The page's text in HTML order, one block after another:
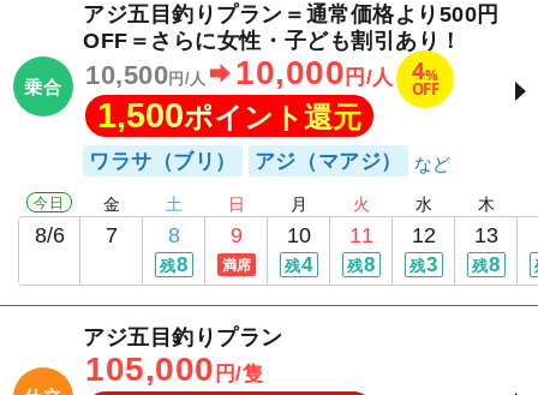
乗合
アジ五目釣りプラン＝通常価格より500円
OFF＝さらに女性・子ども割引あり！
10,500 円/人 10,000 円/人 4%
OFF
1,500ポイント還元
ワラサ（ブリ） アジ（マアジ）
今日
8/6
金
7
土
8
残8
日
9
満席
月
10
残4
火
11
残8
水
12
残3
木
13
残8
アジ五目釣りプラン
105,000 円/隻